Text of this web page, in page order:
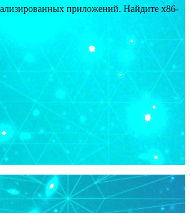
приложений. Найдите x86-